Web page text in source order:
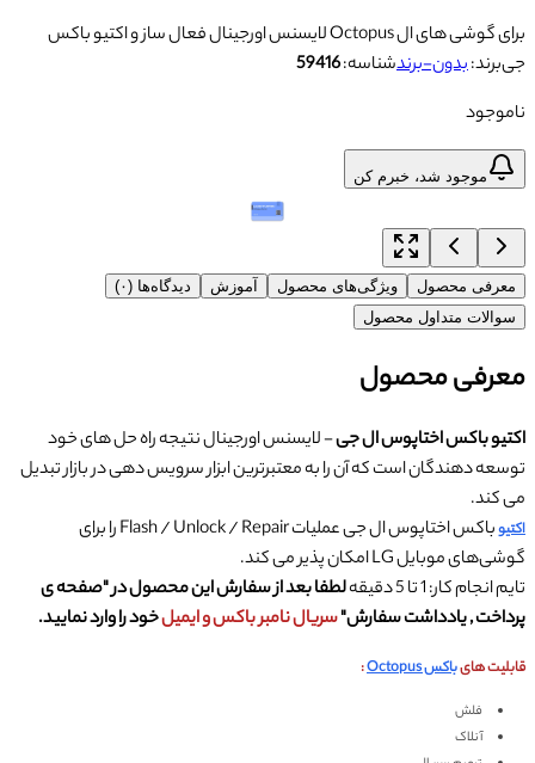
لایسنس اورجینال فعال ساز و اکتیو باکس Octopus برای گوشی های ال
جیبرند:بدون-برندشناسه:59416
ناموجود
موجود شد، خبرم کن
معرفی محصول ویژگی‌های محصول آموزش
دیدگاه‌ها (۰)
سوالات متداول محصول
معرفی محصول
اکتیو باکس اختاپوس ال جی- لایسنس اورجینال نتیجه راه حل های خود
توسعه دهندگان است که آن را به معتبرترین ابزار سرویس دهی در بازار تبدیل
می کند.
اکتیو
باکس اختاپوس ال جی عملیات Flash / Unlock / Repair را برای
گوشی‌های موبایل LG امکان پذیر می کند.
تایم انجام کار: 1 تا 5 دقیقه
لطفا بعد از سفارش این محصول در "صفحه ی
پرداخت ,یادداشت سفارش"سریال نامبر باکس و ایمیلخود را وارد نمایید.
قابلیت هایباکس Octopus :
فلش
آنلاک